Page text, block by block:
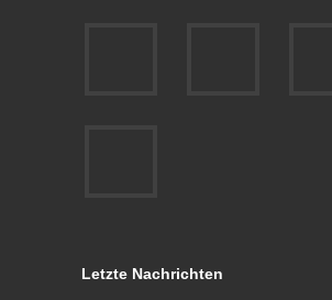
Letzte Nachrichten